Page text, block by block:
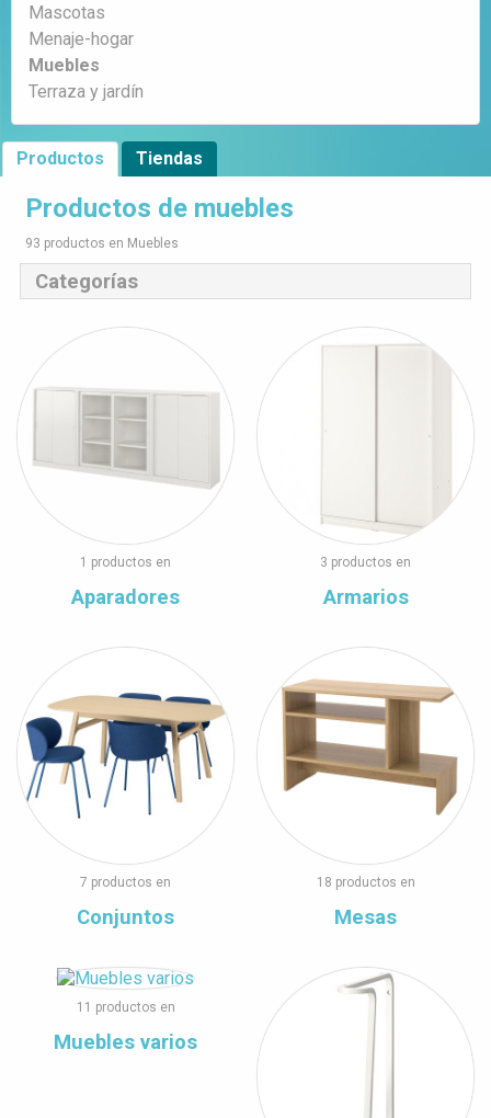
Mascotas
Menaje-hogar
Muebles
Terraza y jardín
Productos Tiendas
Productos de muebles
93 productos en Muebles
Categorías
1 productos en
Aparadores
3 productos en
Armarios
7 productos en
Conjuntos
18 productos en
Mesas
11 productos en
Muebles varios